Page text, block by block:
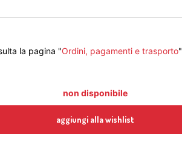
la pagina "Ordini, pagamenti e trasporto"
non disponibile
aggiungi alla wishlist